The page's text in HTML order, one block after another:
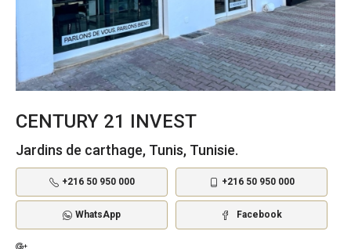
CENTURY 21 INVEST
Jardins de carthage, Tunis, Tunisie.
+216 50 950 000 +216 50 950 000
WhatsApp Facebook